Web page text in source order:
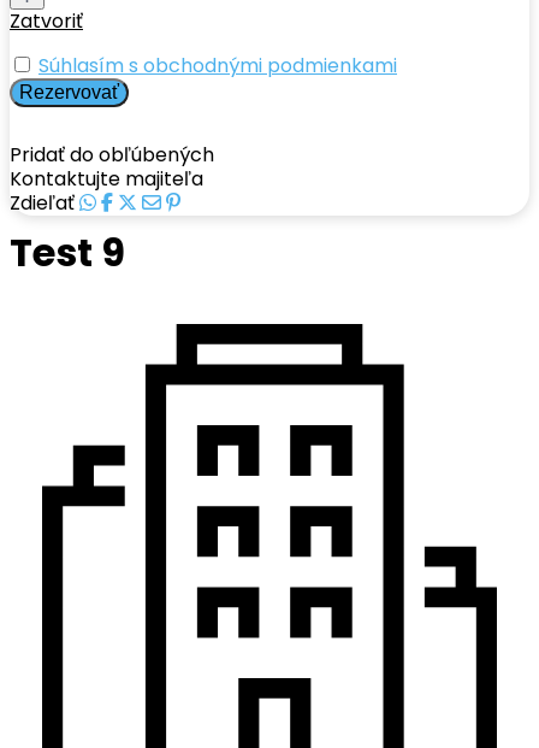
Zatvoriť
Súhlasím s obchodnými podmienkami
Pridať do obľúbených
Kontaktujte majiteľa
Zdieľať
Test 9